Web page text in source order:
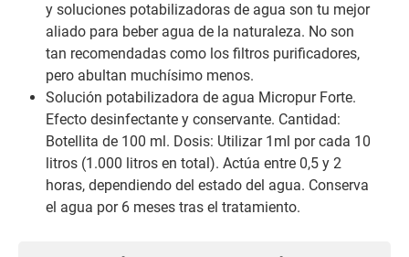
y soluciones potabilizadoras de agua son tu mejor
aliado para beber agua de la naturaleza. No son
tan recomendadas como los filtros purificadores,
pero abultan muchísimo menos.
Solución potabilizadora de agua Micropur Forte.
Efecto desinfectante y conservante. Cantidad:
Botellita de 100 ml. Dosis: Utilizar 1ml por cada 10
litros (1.000 litros en total). Actúa entre 0,5 y 2
horas, dependiendo del estado del agua. Conserva
el agua por 6 meses tras el tratamiento.